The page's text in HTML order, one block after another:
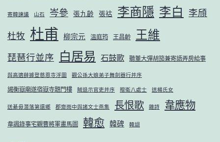
寄韓諫議 山石 岑參 張九齡 張祜 李商隱 李白 李頎
杜牧 杜甫 柳宗元 溫庭筠 王昌齡 王維
琵琶行並序 白居易 石鼓歌 聽董大彈胡笳兼寄語弄房給事
與高適薛據登慈恩寺浮圖 觀公孫大娘弟子舞劍器行并序
謁衡嶽廟遂宿嶽寺題門樓 賊退示官吏并序 贈衛八處士 送楊氏女
送綦毋潛落第還鄉 郡齋雨中與諸文士燕集 長恨歌 雜詩 韋應物
韋諷錄事宅觀曹將軍畫馬圖 韓愈 韓碑 韓翃